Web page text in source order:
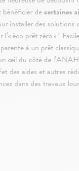
decertaines
installer des solutions
éco prêt zéro » !
à un prêt
œil du côté de
des aides et autres
dans des travaux